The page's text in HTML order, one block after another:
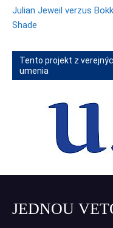
Julian Jeweil verzus
Shade
Tento projekt z
umenia
JEDNOU